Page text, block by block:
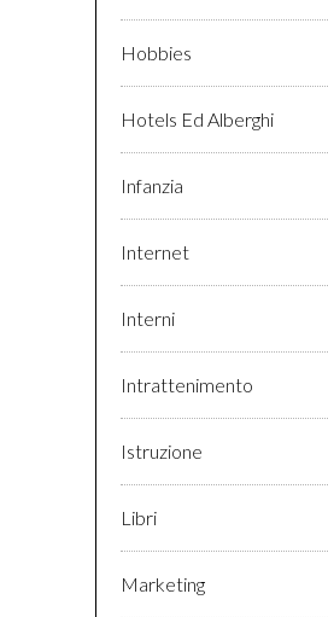
Hobbies
Hotels Ed Alberghi
Infanzia
Internet
Interni
Intrattenimento
Istruzione
Libri
Marketing